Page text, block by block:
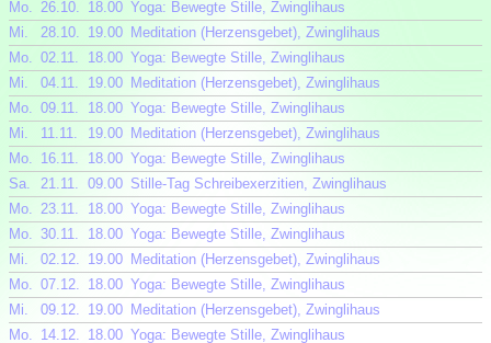
Mo. 26.10. 18.00 Yoga: Bewegte Stille, Zwinglihaus
Mi.
28.10. 19.00 Meditation (Herzensgebet), Zwinglihaus
Mo. 02.11. 18.00 Yoga: Bewegte Stille, Zwinglihaus
Mi.
04.11. 19.00 Meditation (Herzensgebet), Zwinglihaus
Mo. 09.11. 18.00 Yoga: Bewegte Stille, Zwinglihaus
Mi.
11.11. 19.00 Meditation (Herzensgebet), Zwinglihaus
Mo. 16.11. 18.00 Yoga: Bewegte Stille, Zwinglihaus
Sa.
21.11. 09.00 Stille-Tag Schreibexerzitien, Zwinglihaus
Mo. 23.11. 18.00 Yoga: Bewegte Stille, Zwinglihaus
Mo. 30.11. 18.00 Yoga: Bewegte Stille, Zwinglihaus
Mi.
02.12. 19.00 Meditation (Herzensgebet), Zwinglihaus
Mo. 07.12. 18.00 Yoga: Bewegte Stille, Zwinglihaus
Mi.
09.12. 19.00 Meditation (Herzensgebet), Zwinglihaus
Mo. 14.12. 18.00 Yoga: Bewegte Stille, Zwinglihaus